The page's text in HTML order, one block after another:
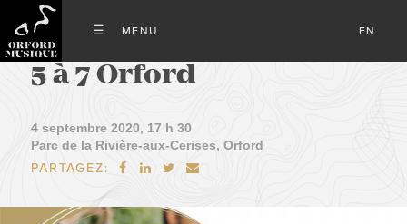
EN
5 à 7 Orford
4 septembre 2020, 17 h 30
Parc de la Rivière-aux-Cerises, Orford
PARTAGEZ:    